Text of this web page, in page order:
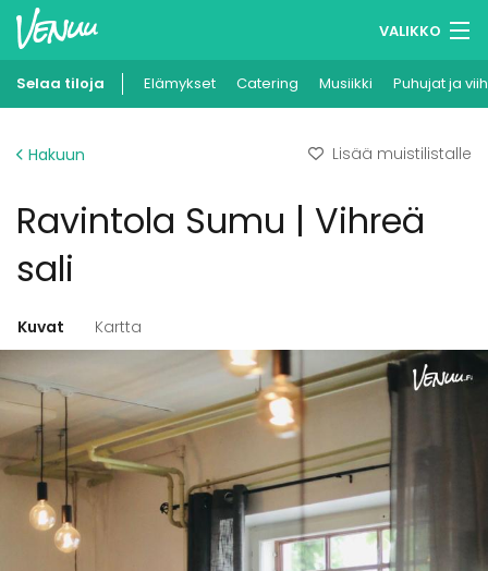
VALIKKO
Muistilistasi
Ilmoita kohteesi
Selaa tiloja Elämykset Catering Musiikki Puhujat ja
Hakuun Lisää muistilistalle
Ravintola Sumu | Vihreä
sali
Kuvat Kartta